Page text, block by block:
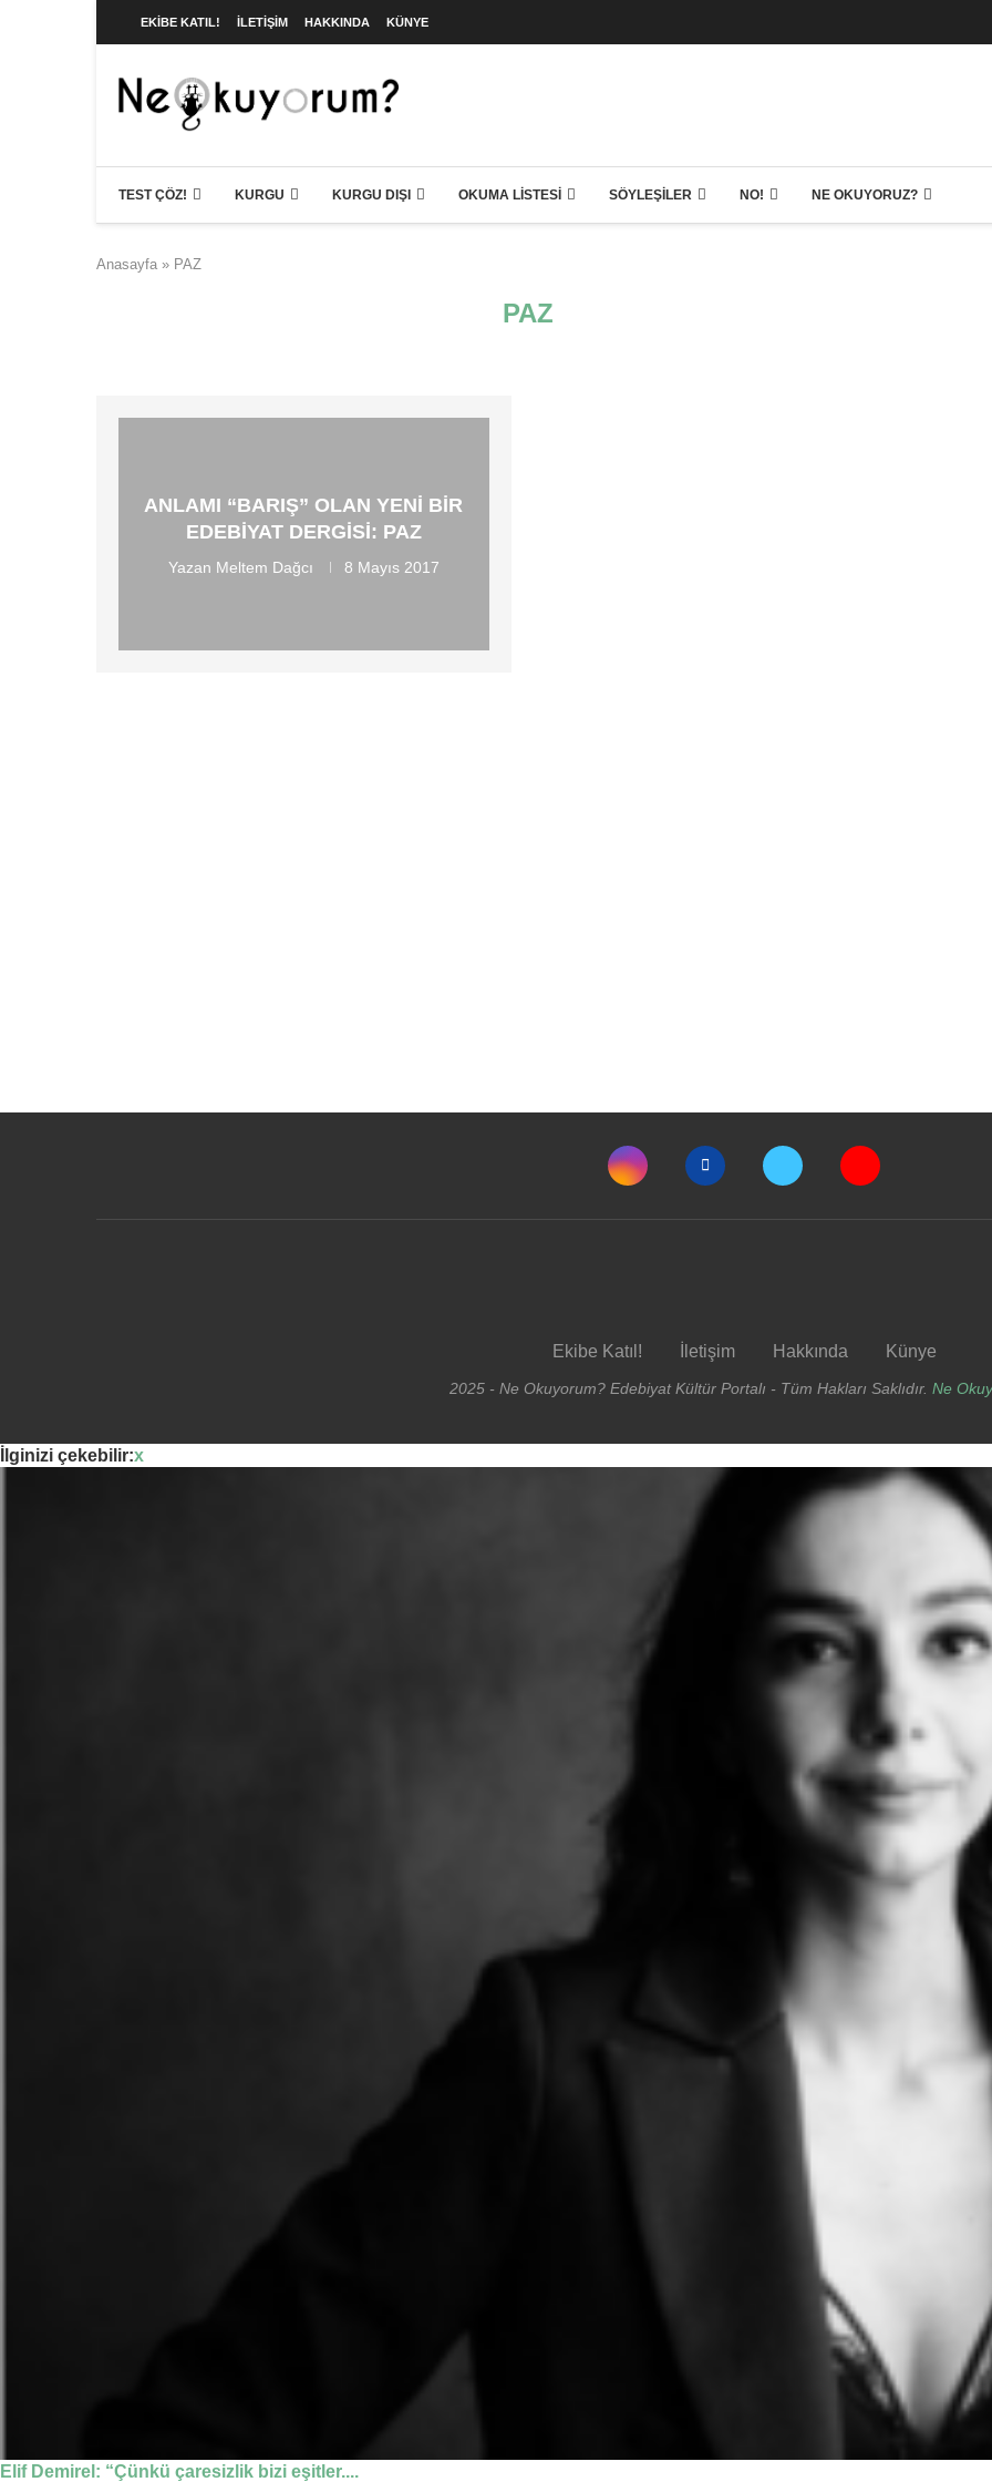
EKIBE KATIL! İLETIŞIM HAKKINDA KÜNYE
TEST ÇÖZ! KURGU KURGU DIŞI OKUMA LISTESI SÖYLEŞILER NO! NE OKUYORUZ?
Anasayfa » PAZ
PAZ
ANLAMI “BARIŞ” OLAN YENI BIR
EDEBIYAT DERGISI: PAZ
Yazan Meltem Dağcı 8 Mayıs 2017
Ekibe Katıl! İletişim Hakkında Künye
2025 - Ne Okuyorum? Edebiyat Kültür Portalı - Tüm Hakları Saklıdır. Ne
İlginizi çekebilir:x
Elif Demirel: “Çünkü çaresizlik bizi eşitler....